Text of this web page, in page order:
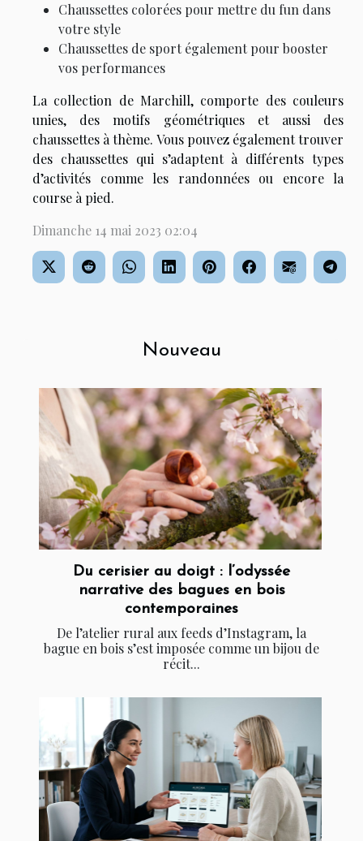
Nouveau
Du cerisier au doigt : l’odyssée
narrative des bagues en bois
contemporaines
De l’atelier rural aux feeds d’Instagram, la
bague en bois s’est imposée comme un bijou de
récit...
Chaussettes colorées pour mettre du fun dans
votre style
Chaussettes de sport également pour booster
vos performances
La collection de Marchill, comporte des couleurs
unies, des motifs géométriques et aussi des
chaussettes à thème. Vous pouvez également trouver
des chaussettes qui s’adaptent à différents types
d’activités comme les randonnées ou encore la
course à pied.
Dimanche 14 mai 2023 02:04